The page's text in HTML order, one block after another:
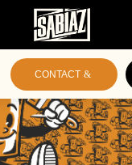
CONTACT